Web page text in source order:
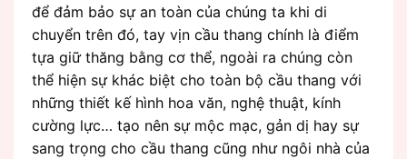
để đảm bảo sự an toàn của chúng ta khi di
chuyển trên đó, tay vịn cầu thang chính là điểm
tựa giữ thăng bằng cơ thể, ngoài ra chúng còn
thể hiện sự khác biệt cho toàn bộ cầu thang với
những thiết kế hình hoa văn, nghệ thuật, kính
cường lực… tạo nên sự mộc mạc, gản dị hay sự
sang trọng cho cầu thang cũng như ngôi nhà của